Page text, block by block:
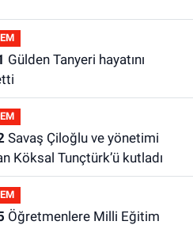
Savaş Çiloğlu ve yönetimi
Köksal Tunçtürk’ü kutladı